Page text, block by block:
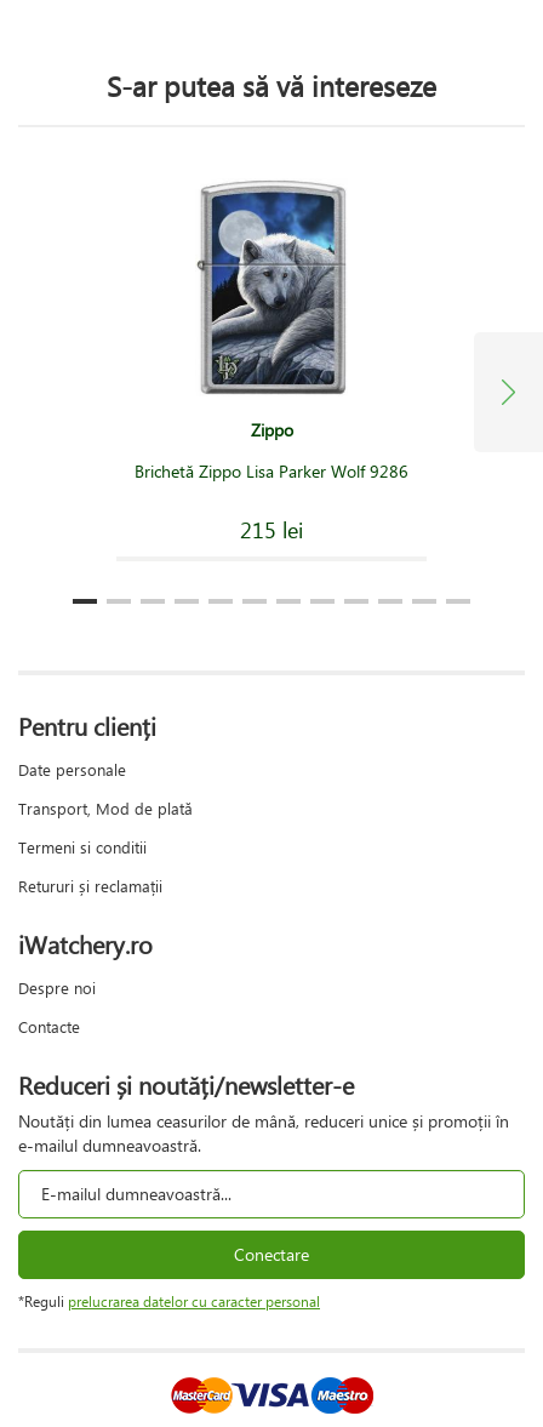
S-ar putea să vă intereseze
Zippo
Brichetă Zippo Lisa Parker Wolf 9286
215 lei
Pentru clienți
Date personale
Transport, Mod de plată
Termeni si conditii
Retururi și reclamații
iWatchery.ro
Despre noi
Contacte
Reduceri și noutăți/newsletter-e
Noutăți din lumea ceasurilor de mână, reduceri unice și promoții în
e-mailul dumneavoastră.
Conectare
*Reguli prelucrarea datelor cu caracter personal